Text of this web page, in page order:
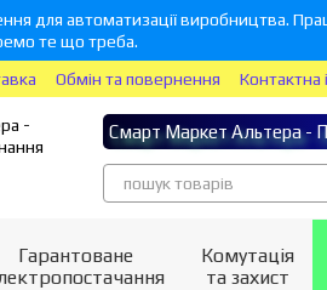
для автоматизації виробництва.
те що треба.
Обмін та повернення Контактна
Смарт Маркет Альтера -
Гарантоване
Комутація
та захист